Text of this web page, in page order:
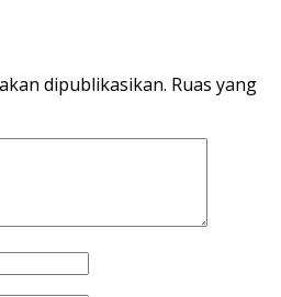
dipublikasikan. Ruas yang